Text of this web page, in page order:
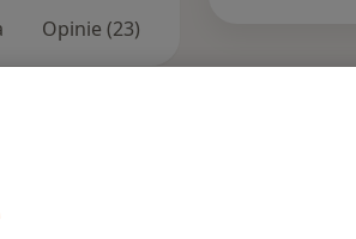
Opinie (23)